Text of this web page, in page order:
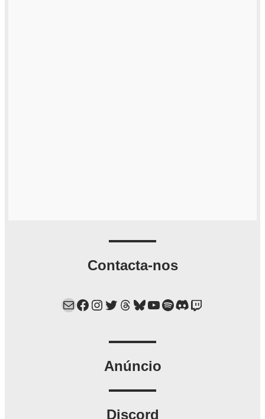
Contacta-nos
Mail Facebook Instagram Twitter Threads Bluesky YouTube Spotify Discord Twitch
Anúncio
Discord